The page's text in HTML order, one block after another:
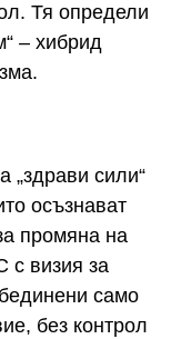
Тя определи
– хибрид
„здрави сили“
осъзнават
промяна на
с визия за
само
без контрол